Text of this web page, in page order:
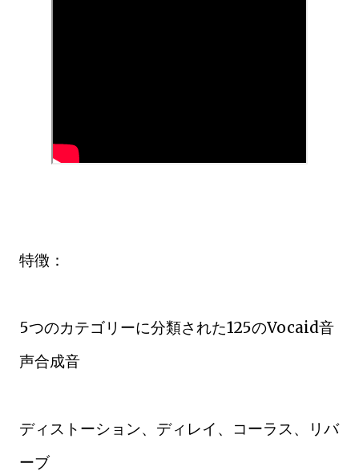
特徴：
5つのカテゴリーに分類された125のVocaid音
声合成音
ディストーション、ディレイ、コーラス、リバ
ーブ